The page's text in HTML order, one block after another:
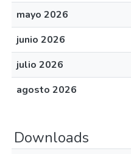
mayo 2026
junio 2026
julio 2026
agosto 2026
Downloads